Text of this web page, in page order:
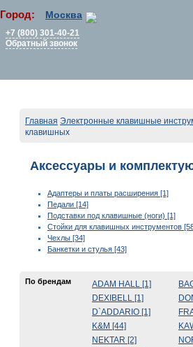
Город: Москва
+7 (800) 301-40-21
Обратный звонок
Главная Электронные клавишные
клавишных
Аксессуары и
Адаптеры и платы расширения [1]
Педали [14]
Подставки под клавишные (ноги) [1]
Стойки для клавишных инструментов
Чехлы [34]
Банкетки и стулья [43]
По брендам ADAM HALL [1]
DEXIBELL [1]
D`ADDARIO [1]
K&M [44]
NEKTAR [2]